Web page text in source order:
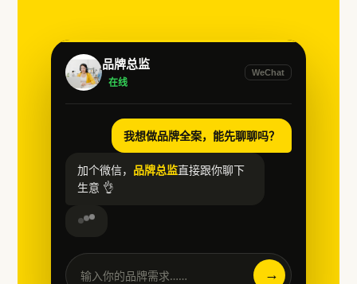
品牌总监
在线
WeChat
我想做品牌全案，能先聊聊吗？
加个微信， 品牌总监直接跟你聊下
生意 👌
输入你的品牌需求…… →